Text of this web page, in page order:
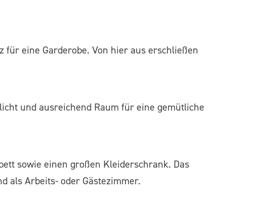
eine Garderobe. Von hier aus erschließen
und ausreichend Raum für eine gemütliche
sowie einen großen Kleiderschrank. Das
als Arbeits- oder Gästezimmer.